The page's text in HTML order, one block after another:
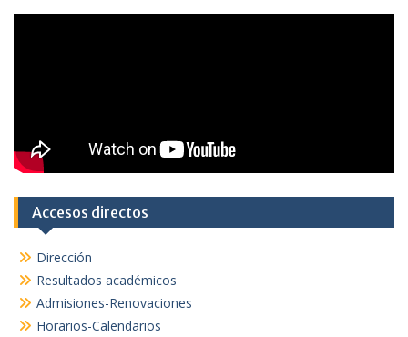
Accesos directos
Dirección
Resultados académicos
Admisiones-Renovaciones
Horarios-Calendarios